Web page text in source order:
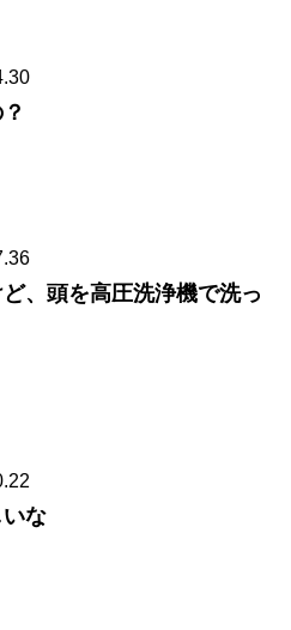
、頭を高圧洗浄機で洗っ
な